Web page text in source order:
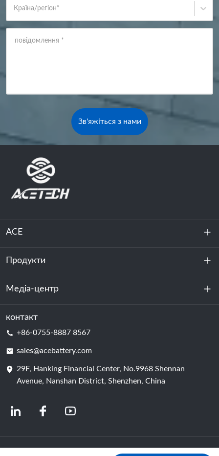
Країна/регіон*
повідомлення *
Зв'яжіться з нами
ACE
Про нас
Стійкість
Продукти
Зберігання енергії
Центр обробки даних та серверна кімната
Елемент батареї
Медіа-центр
Новини
контакт
+86-0755-8887 8567
sales@acebattery.com
29F, Hanking Financial Center, No.9968 Shennan
Avenue, Nanshan District, Shenzhen, China
© 2024 Китайські виробники літій-іонних акумуляторів | Завод і компанія з